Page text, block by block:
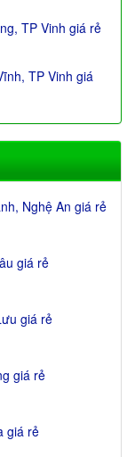
TP Vinh giá rẻ
TP Vinh giá
Nghệ An giá rẻ
giá rẻ
giá rẻ
giá rẻ
giá rẻ